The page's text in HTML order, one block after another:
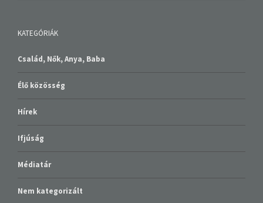
KATEGÓRIÁK
Család, Nők, Anya, Baba
Élő közösség
Hírek
Ifjúság
Médiatár
Nem kategorizált